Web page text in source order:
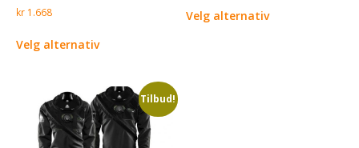
kr 1.668
Velg alternativ
Velg alternativ
Tilbud!